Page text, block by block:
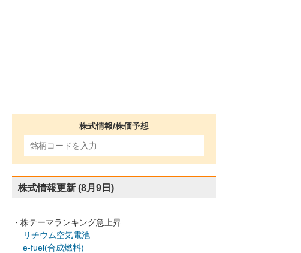
株式情報/株価予想
株式情報更新 (8月9日)
・株テーマランキング急上昇
リチウム空気電池
e-fuel(合成燃料)